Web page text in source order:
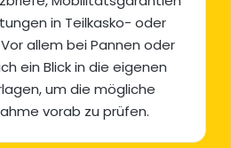
in Teilkasko- oder
allem bei Pannen oder
ein Blick in die eigenen
um die mögliche
vorab zu prüfen.